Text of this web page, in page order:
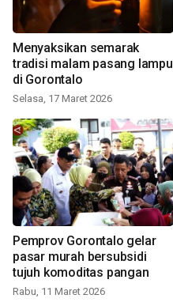
Menyaksikan semarak
tradisi malam pasang lampu
di Gorontalo
Selasa, 17 Maret 2026
Pemprov Gorontalo gelar
pasar murah bersubsidi
tujuh komoditas pangan
Rabu, 11 Maret 2026